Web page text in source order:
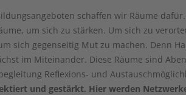
schaffen wir Räume
um sich zu stärken. Um sich zu
sich gegenseitig Mut zu machen. Denn
im Miteinander. Diese Räume sind
Reflexions- und
und gestärkt. Hier werden